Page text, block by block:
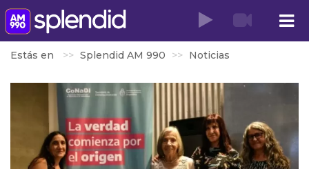
Estás en Splendid AM 990 Noticias